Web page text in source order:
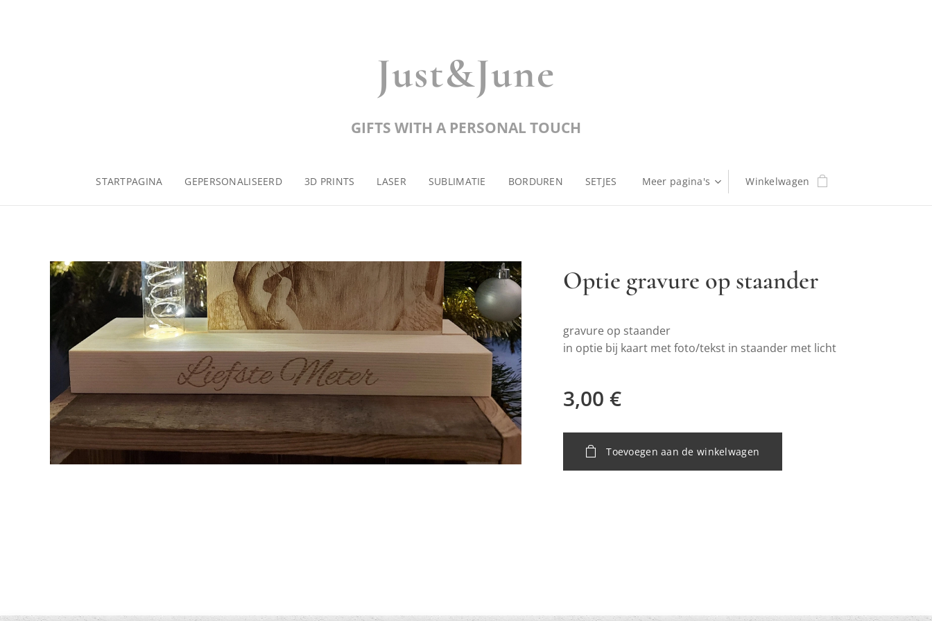
Just&June
GIFTS WITH A PERSONAL TOUCH
STARTPAGINA GEPERSONALISEERD 3D PRINTS LASER SUBLIMATIE BORDUREN SETJES Meer pagina's Winkelwagen
Optie gravure op staander
gravure op staander
in optie bij kaart met foto/tekst in staander met licht
3,00 €
Toevoegen aan de winkelwagen